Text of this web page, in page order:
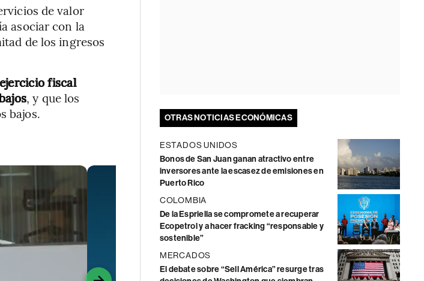
de valor
asociar con la
de los ingresos
fiscal
, y que los
bajos.
OTRAS NOTICIAS ECONÓMICAS
ESTADOS UNIDOS
Bonos de San Juan ganan atractivo entre
inversores ante la escasez de emisiones en
Puerto Rico
COLOMBIA
De la Espriella se compromete a recuperar
Ecopetrol y a hacer fracking “responsable y
sostenible”
MERCADOS
El debate sobre “Sell América” resurge tras